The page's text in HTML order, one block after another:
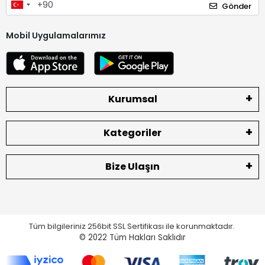
Gönder
Mobil Uygulamalarımız
Kurumsal
Kategoriler
Bize Ulaşın
Tüm bilgileriniz 256bit SSL Sertifikası ile korunmaktadır.
© 2022 Tüm Hakları Saklıdır